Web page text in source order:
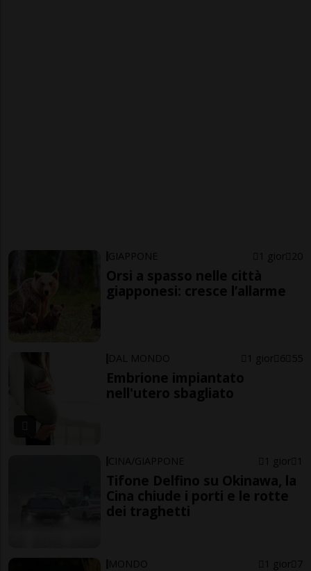
GIAPPONE 1 gior 20
Orsi a spasso nelle città
giapponesi: cresce l’allarme
DAL MONDO 1 gior 6 55
Embrione impiantato
nell'utero sbagliato
CINA/GIAPPONE 1 gior 1
Tifone Delfino su Okinawa, la
Cina chiude i porti e le rotte
dei traghetti
MONDO 1 gior 7